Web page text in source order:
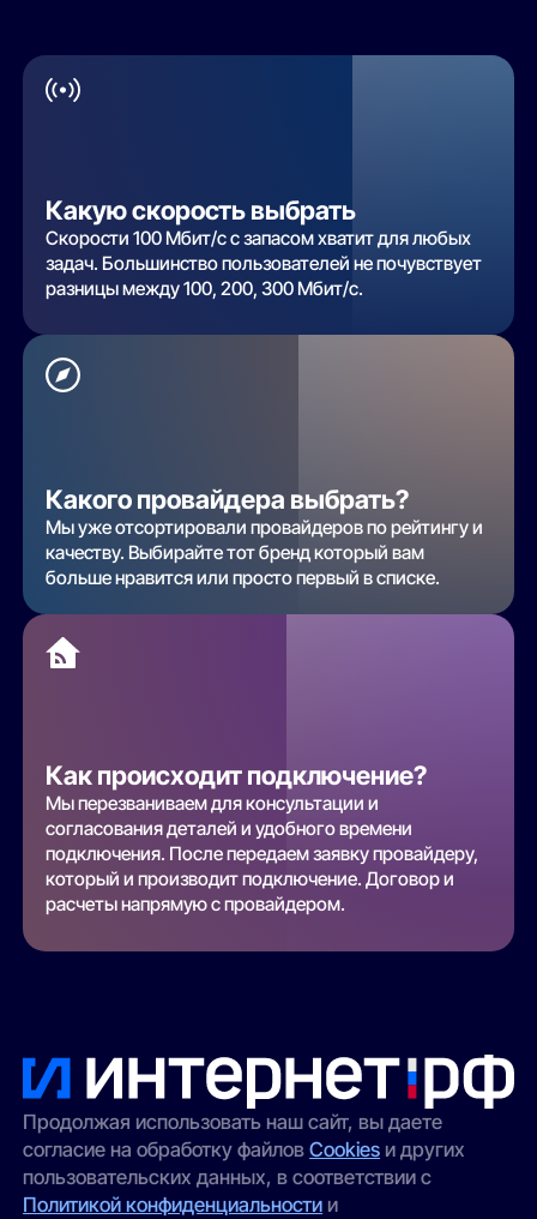
Какую скорость выбрать
Скорости 100 Мбит/с с запасом хватит для любых
задач. Большинство пользователей не почувствует
разницы между 100, 200, 300 Мбит/с.
Какого провайдера выбрать?
Мы уже отсортировали провайдеров по рейтингу и
качеству. Выбирайте тот бренд который вам
больше нравится или просто первый в списке.
Как происходит подключение?
Мы перезваниваем для консультации и
согласования деталей и удобного времени
подключения. После передаем заявку провайдеру,
который и производит подключение. Договор и
расчеты напрямую с провайдером.
Продолжая использовать наш сайт, вы даете
согласие на обработку файловCookies и других
пользовательских данных, в соответствии с
Политикой конфиденциальности и